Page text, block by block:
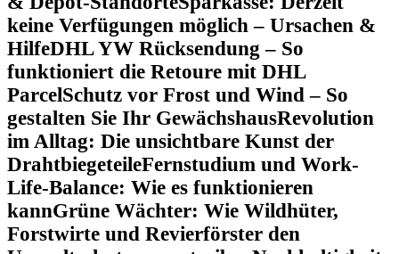
keine Verfügungen möglich – Ursachen &
HilfeDHL YW Rücksendung – So
funktioniert die Retoure mit DHL
ParcelSchutz vor Frost und Wind – So
gestalten Sie Ihr GewächshausRevolution
im Alltag: Die unsichtbare Kunst der
DrahtbiegeteileFernstudium und Work-
Life-Balance: Wie es funktionieren
kannGrüne Wächter: Wie Wildhüter,
Forstwirte und Revierförster den